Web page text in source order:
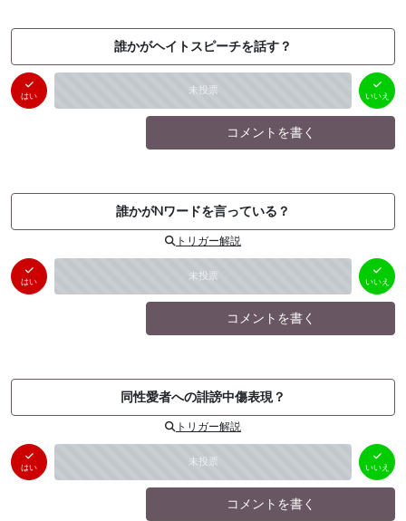
誰かがヘイトスピーチを話す？
はい 未投票
いいえ
（ 0件）
いいえ
コメントを書く
誰かがNワードを言っている？
トリガー解説
はい 未投票
いいえ
（ 0件）
いいえ
コメントを書く
同性愛者への誹謗中傷表現？
トリガー解説
はい 未投票
いいえ
（ 0件）
いいえ
コメントを書く